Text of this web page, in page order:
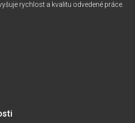
rychlost a kvalitu odvedené práce.